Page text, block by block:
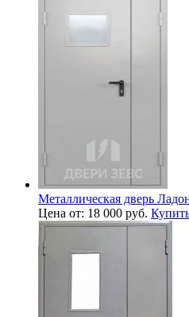
Металлическая дверь
Цена от: 18 000 руб.